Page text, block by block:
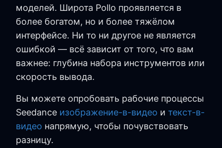
моделей. Широта Pollo проявляется в
более богатом, но и более тяжёлом
интерфейсе. Ни то ни другое не является
ошибкой — всё зависит от того, что вам
важнее: глубина набора инструментов или
скорость вывода.
Вы можете опробовать рабочие процессы
Seedance изображение-в-видео и текст-в-
видео напрямую, чтобы почувствовать
разницу.